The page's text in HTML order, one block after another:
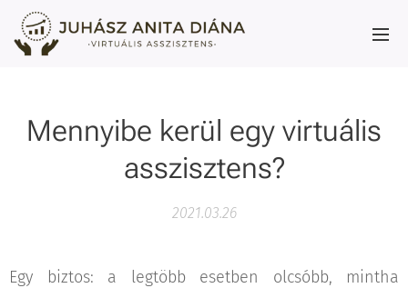
Mennyibe kerül egy virtuális
asszisztens?
2021.03.26
Egy biztos: a legtöbb esetben olcsóbb, mintha